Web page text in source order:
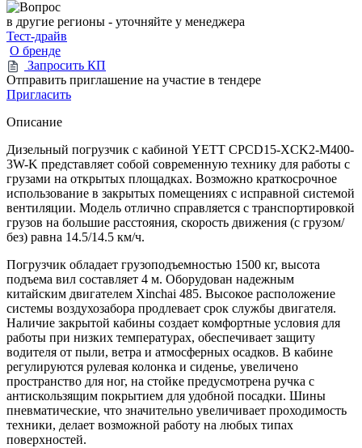
в другие регионы - уточняйте у менеджера
Тест-драйв
О бренде
Запросить КП
Отправить приглашение на участие в тендере
Пригласить
Описание
Дизельный погрузчик с кабиной YETT CPCD15-XCK2-M400-
3W-K представляет собой современную технику для работы с
грузами на открытых площадках. Возможно краткосрочное
использование в закрытых помещениях с исправной системой
вентиляции. Модель отлично справляется с транспортировкой
грузов на большие расстояния, скорость движения (с грузом/
без) равна 14.5/14.5 км/ч.
Погрузчик обладает грузоподъемностью 1500 кг, высота
подъема вил составляет 4 м. Оборудован надежным
китайским двигателем Xinchai 485. Высокое расположение
системы воздухозабора продлевает срок службы двигателя.
Наличие закрытой кабины создает комфортные условия для
работы при низких температурах, обеспечивает защиту
водителя от пыли, ветра и атмосферных осадков. В кабине
регулируются рулевая колонка и сиденье, увеличено
пространство для ног, на стойке предусмотрена ручка с
антискользящим покрытием для удобной посадки. Шины
пневматические, что значительно увеличивает проходимость
техники, делает возможной работу на любых типах
поверхностей.